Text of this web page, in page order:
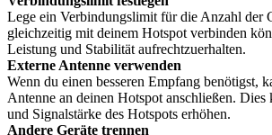
Lege ein Verbindungslimit für die Anzahl der
gleichzeitig mit deinem Hotspot verbinden
Leistung und Stabilität aufrechtzuerhalten.
Externe Antenne verwenden
Wenn du einen besseren Empfang benötigst,
Antenne an deinen Hotspot anschließen.
und Signalstärke des Hotspots erhöhen.
Andere Geräte trennen